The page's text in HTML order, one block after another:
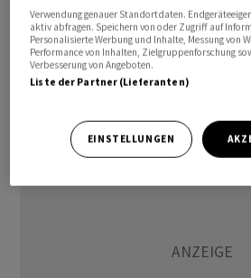
das öffentliche
Angebotsfrist endet am 25. Juli
Verwaltungsrat von GAM und die
Gruppe haben sich bereit erklärt,
Verwendung genauer Standortdaten.
aktiv abfragen. Speichern von oder Zugriff auf
Personalisierte Werbung und Inhalte, Messung von
Performance von Inhalten, Zielgruppenforschung
Verbesserung von Angeboten.
Liste der Partner (Lieferanten)
EINSTELLUNGEN